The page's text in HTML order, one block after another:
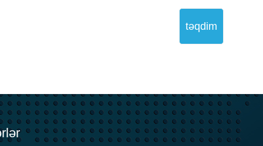
təqdim